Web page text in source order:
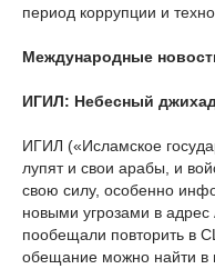
период коррупции и
Международные
ИГИЛ: Небесный
ИГИЛ («Исламское
лупят и свои арабы, и
свою силу, особенно
новыми угрозами в адрес
пообещали повторить в
обещание можно найти в